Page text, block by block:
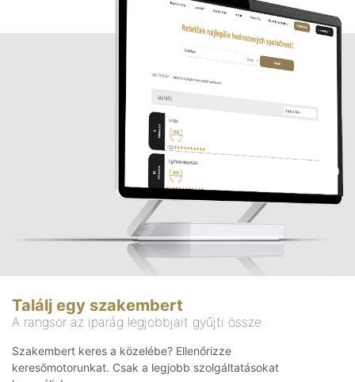
Találj egy szakembert
A rangsor az iparág legjobbjait gyűjti össze
Szakembert keres a közelébe? Ellenőrizze
keresőmotorunkat. Csak a legjobb szolgáltatásokat